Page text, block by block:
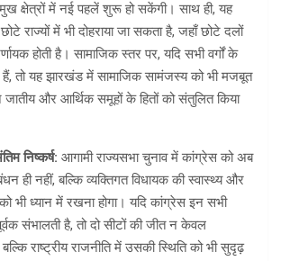
क्षेत्रों में नई पहलें शुरू हो सकेंगी। साथ ही, यह
राज्यों में भी दोहराया जा सकता है, जहाँ छोटे दलों
होती है। सामाजिक स्तर पर, यदि सभी वर्गों के
तो यह झारखंड में सामाजिक सामंजस्य को भी मजबूत
जातीय और आर्थिक समूहों के हितों को संतुलित किया
निष्कर्ष: आगामी राज्यसभा चुनाव में कांग्रेस को अब
ही नहीं, बल्कि व्यक्तिगत विधायक की स्वास्थ्य और
को भी ध्यान में रखना होगा। यदि कांग्रेस इन सभी
संभालती है, तो दो सीटों की जीत न केवल
राष्ट्रीय राजनीति में उसकी स्थिति को भी सुदृढ़